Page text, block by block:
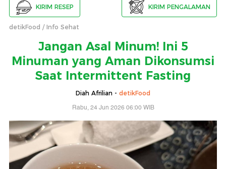
KIRIM RESEP KIRIM PENGALAMAN
detikFood Info Sehat
Jangan Asal Minum! Ini 5
Minuman yang Aman Dikonsumsi
Saat Intermittent Fasting
Diah Afrilian - detikFood
Rabu, 24 Jun 2026 06:00 WIB